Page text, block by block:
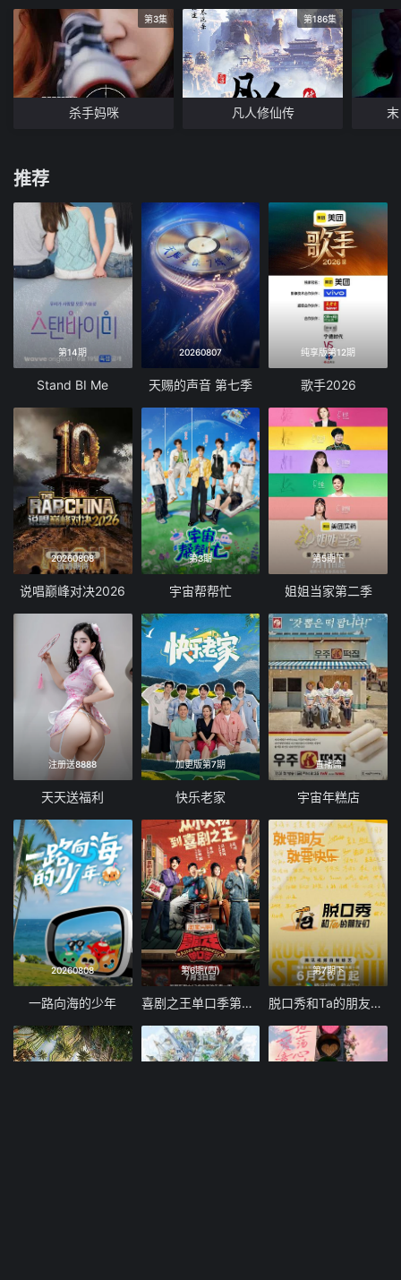
第3集
杀手妈咪
第186集
凡人修仙传
推荐
第14期
Stand BI Me
20260807
天赐的声音 第七季
纯享版第12期
歌手2026
20260808
说唱巅峰对决2026
第3期
宇宙帮帮忙
第5期下
姐姐当家第二季
注册送8888
天天送福利
加更版第7期
快乐老家
直播篇
宇宙年糕店
20260808
一路向海的少年
第6期(四)
喜剧之王单口季第三季
第7期下
脱口秀和Ta的朋友们 第三季